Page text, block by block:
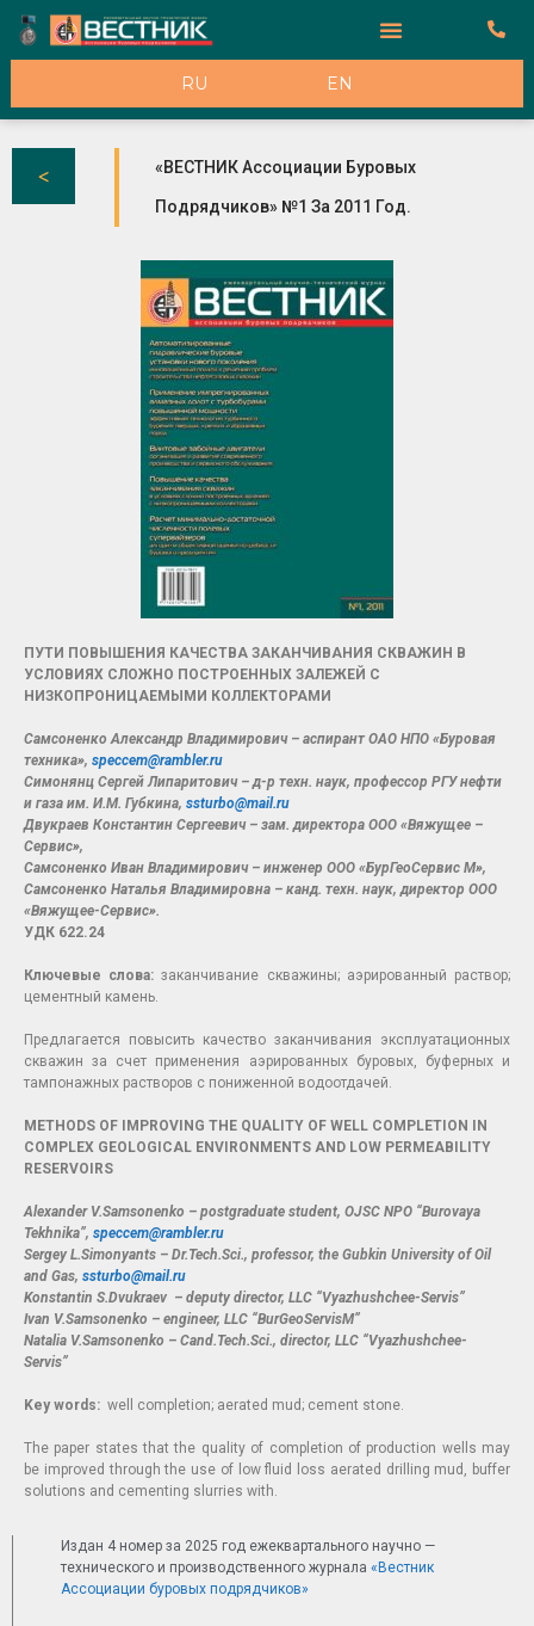
RU EN
«ВЕСТНИК Ассоциации Буровых
Подрядчиков» №1 За 2011 Год.
ПУТИ ПОВЫШЕНИЯ КАЧЕСТВА ЗАКАНЧИВАНИЯ СКВАЖИН В
УСЛОВИЯХ СЛОЖНО ПОСТРОЕННЫХ ЗАЛЕЖЕЙ С
НИЗКОПРОНИЦАЕМЫМИ КОЛЛЕКТОРАМИ
Самсоненко Александр Владимирович – аспирант ОАО НПО «Буровая
техника», speccem@rambler.ru
Симонянц Сергей Липаритович – д-р техн. наук, профессор РГУ нефти
и газа им. И.М. Губкина, ssturbo@mail.ru
Двукраев Константин Сергеевич – зам. директора ООО «Вяжущее –
Сервис»,
Самсоненко Иван Владимирович – инженер ООО «БурГеоСервис М»,
Самсоненко Наталья Владимировна – канд. техн. наук, директор ООО
«Вяжущее-Сервис».
УДК 622.24
Ключевые слова: заканчивание скважины; аэрированный раствор;
цементный камень.
П редлагается повысить качество заканчивания эксплуатационных
скважин за счет применения аэрированных буровых, буферных и
тампонажных растворов с пониженной водоотдачей.
METHODS OF IMPROVING THE QUALITY OF WELL COMPLETION IN
COMPLEX GEOLOGICAL ENVIRONMENTS AND LOW PERMEABILITY
RESERVOIRS
Alexander V.Samsonenko – postgraduate student, OJSC NPO “Burovaya
Tekhnika”, speccem@rambler.ru
Sergey L.Simonyants – Dr.Tech.Sci., professor, the Gubkin University of Oil
and Gas, ssturbo@mail.ru
Konstantin S.Dvukraev – deputy director, LLC “Vyazhushchee-Servis”
Ivan V.Samsonenko – engineer, LLC “BurGeoServisM”
Natalia V.Samsonenko – Cand.Tech.Sci., director, LLC “Vyazhushchee-
Servis”
Key words: well completion; aerated mud; cement stone.
The paper states that the quality of completion of production wells may
be improved through the use of low fluid loss aerated drilling mud, buffer
solutions and cementing slurries with.
Издан 4 номер за 2025 год ежеквартального научно —
технического и производственного журнала «Вестник
Ассоциации буровых подрядчиков»